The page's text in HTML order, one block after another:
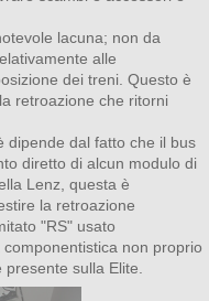
lacuna; non da
alle
dei treni. Questo è
retroazione che ritorni
dipende dal fatto che il bus
diretto di alcun modulo di
Lenz, questa è
la retroazione
"RS" usato
non proprio
sulla Elite.